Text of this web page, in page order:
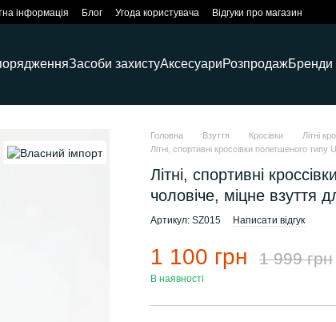
інформація Блог Угода користувача Відгуки про магазин
Засоби захистуАксесуариРозпродажБренди
Головна Взуття Кросівки
Літні
Літні, спортивні кроссівки полегшеного
Літні, спортивні
чоловіче, міцне взуття
Артикул: SZ015 Написати відгук
1 100 грн 1 999 грн
В наявності